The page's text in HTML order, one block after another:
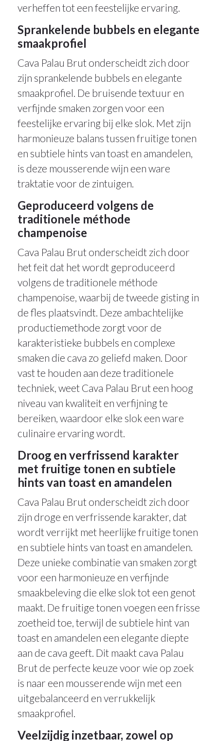
verheffen tot een feestelijke ervaring.
Sprankelende bubbels en elegante
smaakprofiel
Cava Palau Brut onderscheidt zich door
zijn sprankelende bubbels en elegante
smaakprofiel. De bruisende textuur en
verfijnde smaken zorgen voor een
feestelijke ervaring bij elke slok. Met zijn
harmonieuze balans tussen fruitige tonen
en subtiele hints van toast en amandelen,
is deze mousserende wijn een ware
traktatie voor de zintuigen.
Geproduceerd volgens de
traditionele méthode
champenoise
Cava Palau Brut onderscheidt zich door
het feit dat het wordt geproduceerd
volgens de traditionele méthode
champenoise, waarbij de tweede gisting in
de fles plaatsvindt. Deze ambachtelijke
productiemethode zorgt voor de
karakteristieke bubbels en complexe
smaken die cava zo geliefd maken. Door
vast te houden aan deze traditionele
techniek, weet Cava Palau Brut een hoog
niveau van kwaliteit en verfijning te
bereiken, waardoor elke slok een ware
culinaire ervaring wordt.
Droog en verfrissend karakter
met fruitige tonen en subtiele
hints van toast en amandelen
Cava Palau Brut onderscheidt zich door
zijn droge en verfrissende karakter, dat
wordt verrijkt met heerlijke fruitige tonen
en subtiele hints van toast en amandelen.
Deze unieke combinatie van smaken zorgt
voor een harmonieuze en verfijnde
smaakbeleving die elke slok tot een genot
maakt. De fruitige tonen voegen een frisse
zoetheid toe, terwijl de subtiele hint van
toast en amandelen een elegante diepte
aan de cava geeft. Dit maakt cava Palau
Brut de perfecte keuze voor wie op zoek
is naar een mousserende wijn met een
uitgebalanceerd en verrukkelijk
smaakprofiel.
Veelzijdig inzetbaar, zowel op